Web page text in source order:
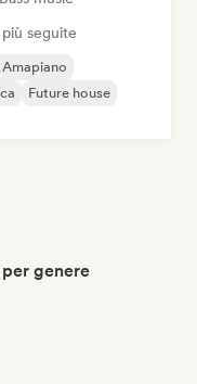
seguite
Future house
genere